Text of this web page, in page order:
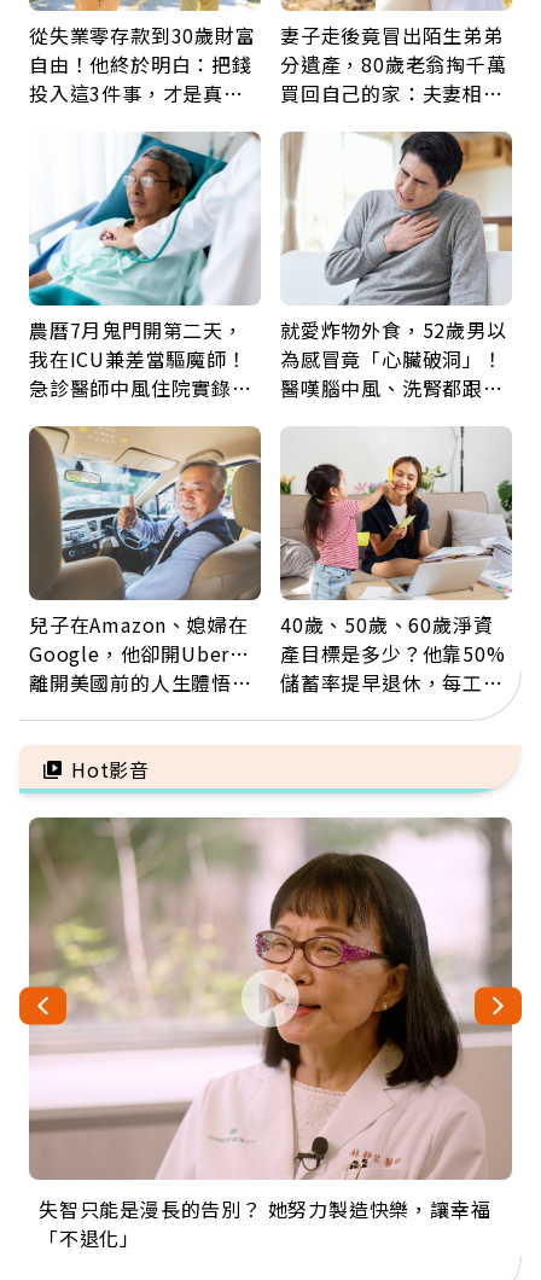
從失業零存款到30歲財富
自由！他終於明白：把錢
投入這3件事，才是真正
妻子走後竟冒出陌生弟弟
分遺產，80歲老翁掏千萬
買回自己的家：夫妻相守
農曆7月鬼門開第二天，
我在ICU兼差當驅魔師！
急診醫師中風住院實錄：
就愛炸物外食，52歲男以
為感冒竟「心臟破洞」！
醫嘆腦中風、洗腎都跟它
兒子在Amazon、媳婦在
Google，他卻開Uber…
離開美國前的人生體悟：
40歲、50歲、60歲淨資
產目標是多少？他靠50%
儲蓄率提早退休，每工作
Hot影音
失智只能是漫長的告別？ 她努力製造快樂，讓幸福
「不退化」
來自剛果的巧克力神父 為台灣奉獻36年 「台灣是我
的家，我連作夢都講台語！」
63歲卸矽谷副總、搬回台灣找快樂！「蛋黃哥小
丑」走進安養院，逗樂上萬爺奶：退休後才開始真
104歲打破金氏世界紀錄 成為全球最年長羽球選
手，分享長壽的秘密原來是「這個」
事業巔峰他選擇追夢…黑手阿伯拉小提琴還登上小
巨蛋！連CNN都大讚！